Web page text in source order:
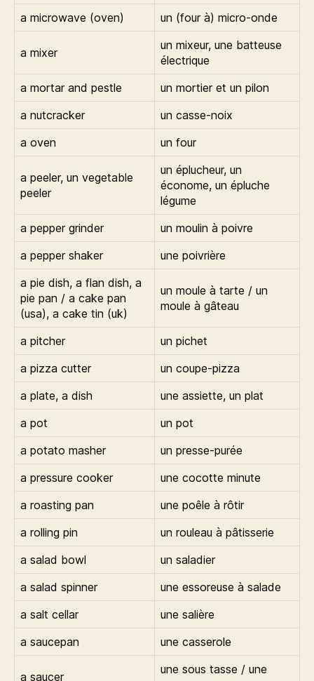
a microwave (oven)
un (four à) micro-onde
a mixer
un mixeur, une batteuse
électrique
a mortar and pestle
un mortier et un pilon
a nutcracker
un casse-noix
a oven
un four
a peeler, un vegetable
peeler
un éplucheur, un
économe, un épluche
légume
a pepper grinder
un moulin à poivre
a pepper shaker
une poivrière
a pie dish, a flan dish, a
pie pan / a cake pan
(usa), a cake tin (uk)
un moule à tarte / un
moule à gâteau
a pitcher
un pichet
a pizza cutter
un coupe-pizza
a plate, a dish
une assiette, un plat
a pot
un pot
a potato masher
un presse-purée
a pressure cooker
une cocotte minute
a roasting pan
une poêle à rôtir
a rolling pin
un rouleau à pâtisserie
a salad bowl
un saladier
a salad spinner
une essoreuse à salade
a salt cellar
une salière
a saucepan
une casserole
a saucer
une sous tasse / une